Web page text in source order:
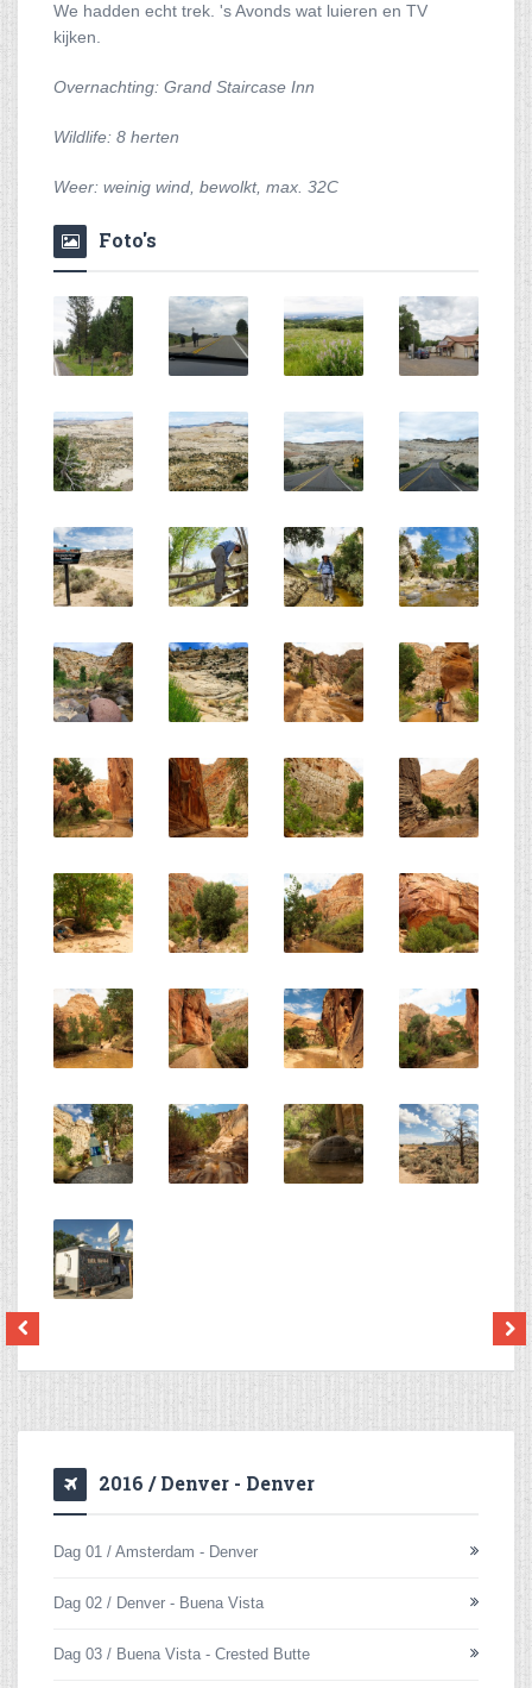
We hadden echt trek. 's Avonds wat luieren en TV
kijken.
Overnachting: Grand Staircase Inn
Wildlife: 8 herten
Weer: weinig wind, bewolkt, max. 32C
Foto's
2016 / Denver - Denver
Dag 01 / Amsterdam - Denver
Dag 02 / Denver - Buena Vista
Dag 03 / Buena Vista - Crested Butte